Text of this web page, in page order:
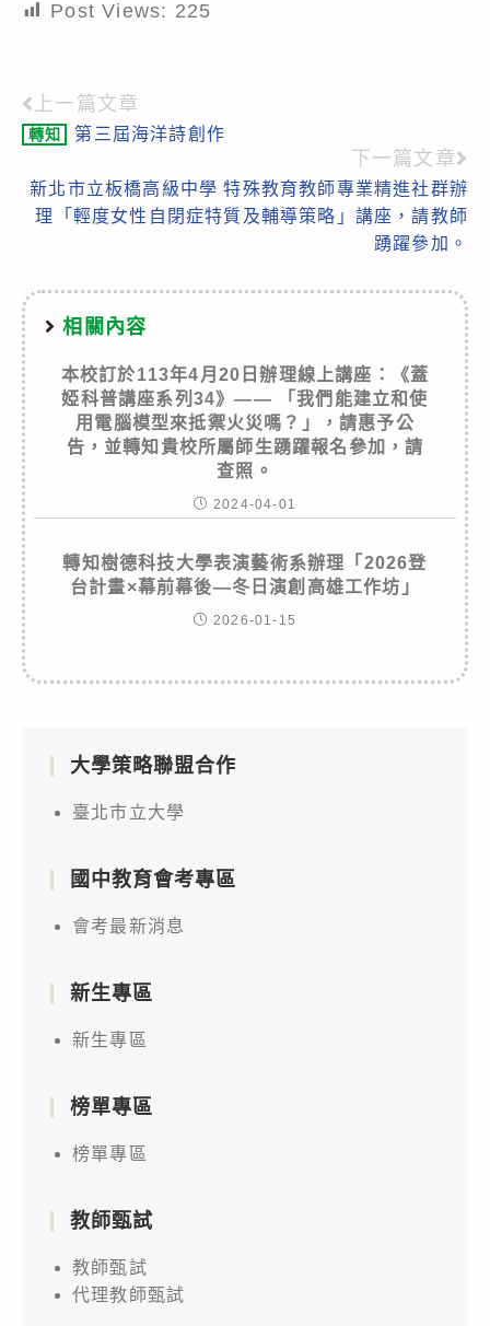
Post Views: 225
Read
more
articles
上一篇文章
轉知 第三屆海洋詩創作
下一篇文章
新北市立板橋高級中學 特殊教育教師專業精進社群辦
理「輕度女性自閉症特質及輔導策略」講座，請教師
踴躍參加。
相關內容
本校訂於113年4月20日辦理線上講座：《蓋
婭科普講座系列34》—— 「我們能建立和使
用電腦模型來抵禦火災嗎？」，請惠予公
告，並轉知貴校所屬師生踴躍報名參加，請
查照。
2024-04-01
轉知樹德科技大學表演藝術系辦理「2026登
台計畫×幕前幕後—冬日演創高雄工作坊」
2026-01-15
大學策略聯盟合作
臺北市立大學
國中教育會考專區
會考最新消息
新生專區
新生專區
榜單專區
榜單專區
教師甄試
教師甄試
代理教師甄試